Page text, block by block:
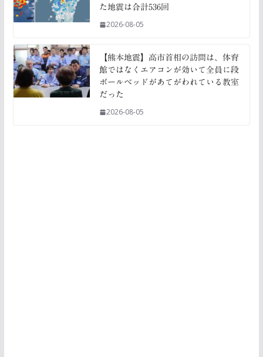
た地震は合計536回
2026-08-05
【熊本地震】高市首相の訪問は、体育
館ではなくエアコンが効いて全員に段
ボールベッドがあてがわれている教室
だった
2026-08-05